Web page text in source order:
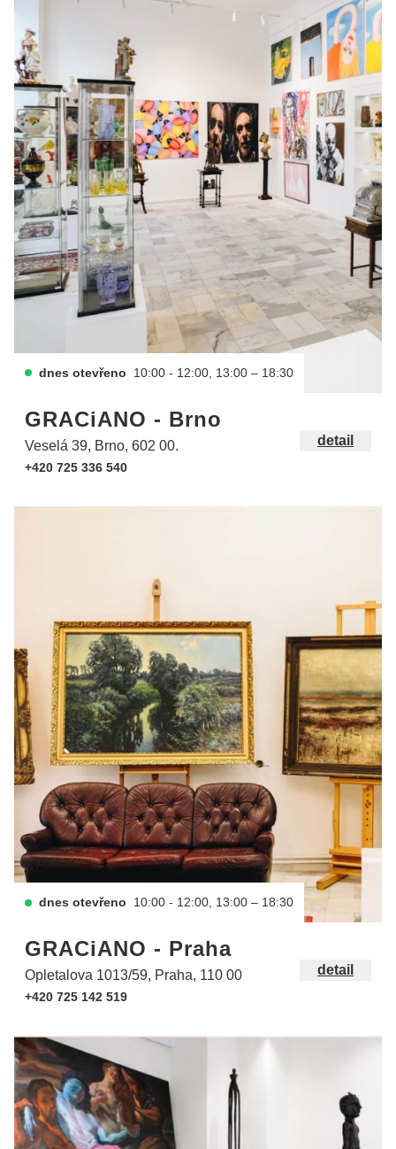
dnes otevřeno 10:00 - 12:00, 13:00 – 18:30
GRACiANO - Brno
Veselá 39, Brno, 602 00.
+420 725 336 540
detail
dnes otevřeno 10:00 - 12:00, 13:00 – 18:30
GRACiANO - Praha
Opletalova 1013/59, Praha, 110 00
+420 725 142 519
detail